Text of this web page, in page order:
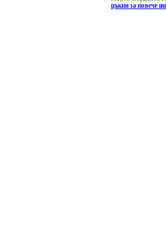
цъкни за повече